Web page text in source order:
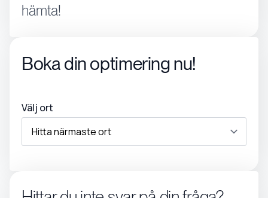
hämta!
Boka din optimering nu!
Välj ort